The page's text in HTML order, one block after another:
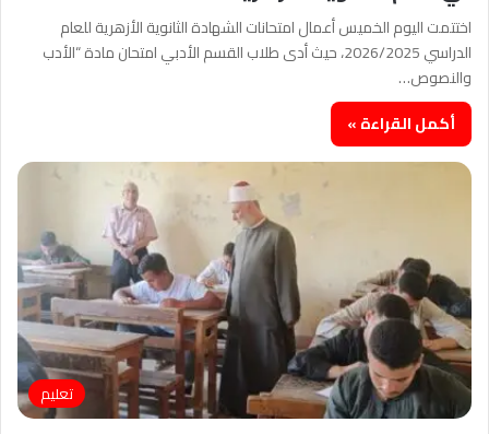
اختتمت اليوم الخميس أعمال امتحانات الشهادة الثانوية الأزهرية للعام
الدراسي 2026/2025، حيث أدى طلاب القسم الأدبي امتحان مادة “الأدب
والنصوص…
أكمل القراءة »
تعليم